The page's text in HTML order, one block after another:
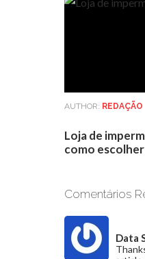
AUTHOR: REDAÇÃO
Loja de
como
Comentários
Data